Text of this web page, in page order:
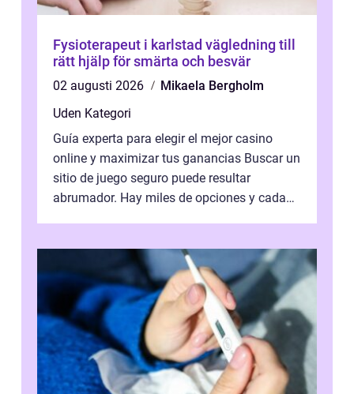
Fysioterapeut i karlstad vägledning till
rätt hjälp för smärta och besvär
02 augusti 2026
Mikaela Bergholm
Uden Kategori
Guía experta para elegir el mejor casino
online y maximizar tus ganancias Buscar un
sitio de juego seguro puede resultar
abrumador. Hay miles de opciones y cada